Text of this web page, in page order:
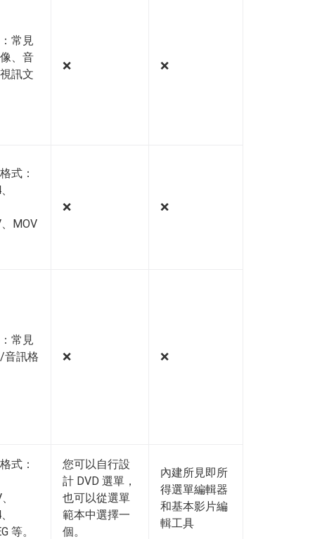
常見
、音
訊文
❌️ ❌️
式：
MOV
❌️ ❌️
常見
音訊格
❌️ ❌️
式：
等。
您可以自行設
計 DVD 選單，
也可以從選單
範本中選擇一
個。
內建所見即所
得選單編輯器
和基本影片編
輯工具